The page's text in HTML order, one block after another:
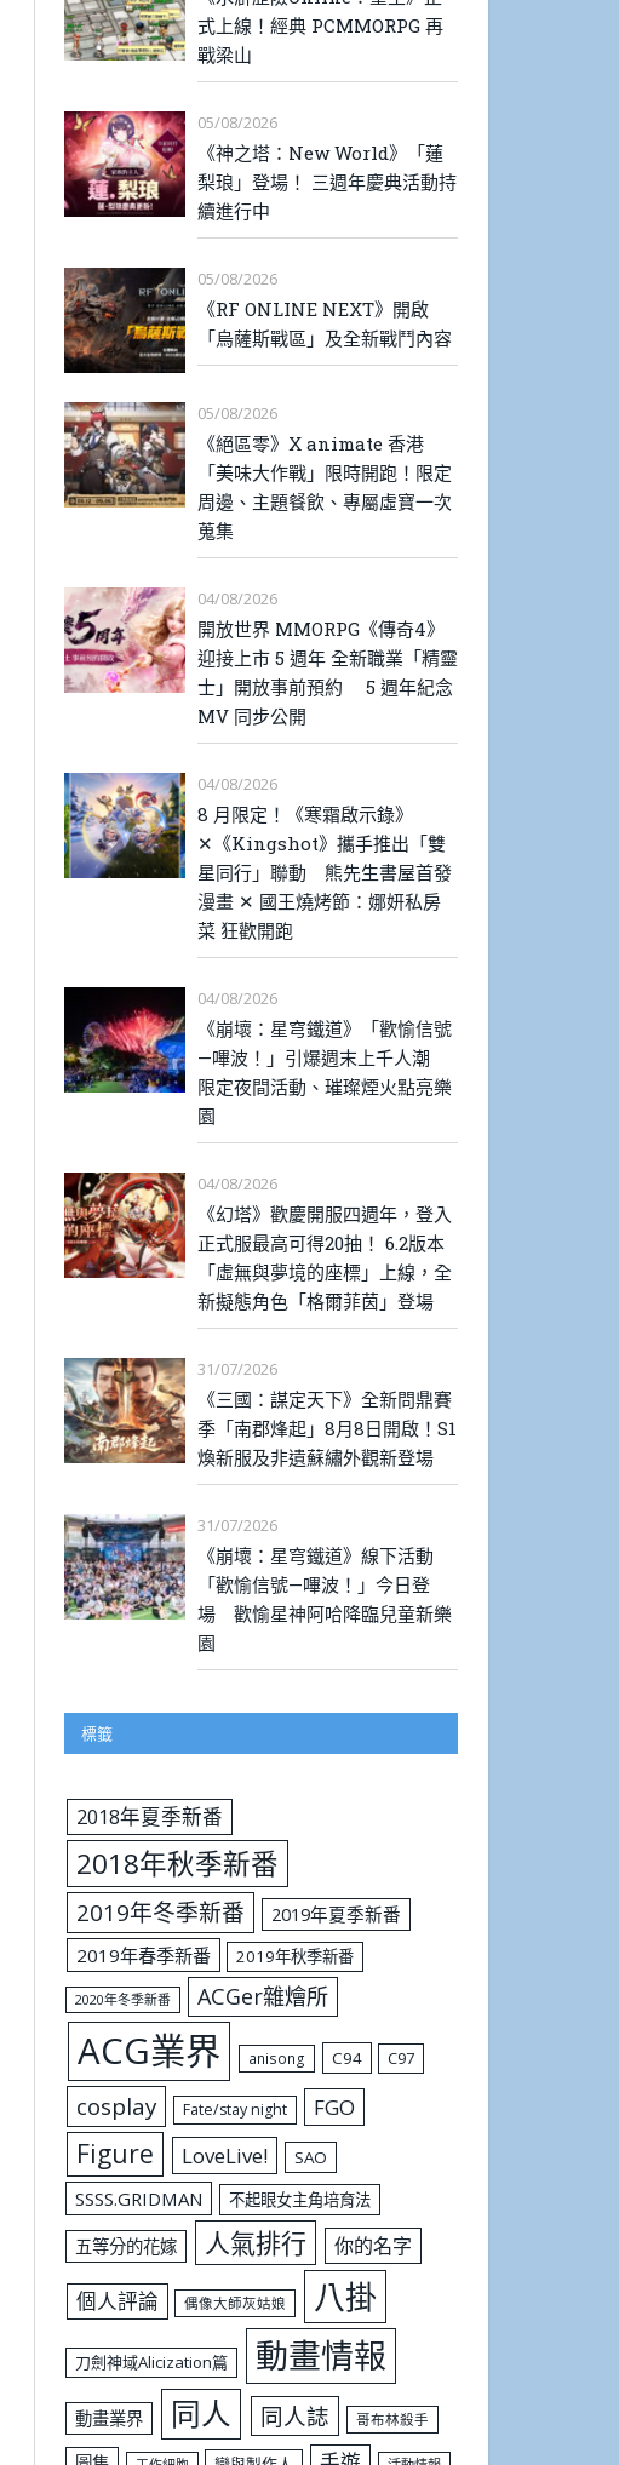
式上線！經典 PCMMORPG 再
戰梁山
05/08/2026
《神之塔：New World》「蓮
梨琅」登場！ 三週年慶典活動持
續進行中
05/08/2026
《RF ONLINE NEXT》開啟
「烏薩斯戰區」及全新戰鬥內容
05/08/2026
《絕區零》X animate 香港
「美味大作戰」限時開跑！限定
周邊、主題餐飲、專屬虛寶一次
蒐集
04/08/2026
開放世界 MMORPG《傳奇4》
迎接上市 5 週年 全新職業「精靈
士」開放事前預約 5 週年紀念
MV 同步公開
04/08/2026
8 月限定！《寒霜啟示錄》
✕《Kingshot》攜手推出「雙
星同行」聯動 熊先生書屋首發
漫畫 ✕ 國王燒烤節：娜妍私房
菜 狂歡開跑
04/08/2026
《崩壞：星穹鐵道》「歡愉信號
—嗶波！」引爆週末上千人潮
限定夜間活動、璀璨煙火點亮樂
園
04/08/2026
《幻塔》歡慶開服四週年，登入
正式服最高可得20抽！ 6.2版本
「虛無與夢境的座標」上線，全
新擬態角色「格爾菲茵」登場
31/07/2026
《三國：謀定天下》全新問鼎賽
季「南郡烽起」8月8日開啟！S1
煥新服及非遺蘇繡外觀新登場
31/07/2026
《崩壞：星穹鐵道》線下活動
「歡愉信號—嗶波！」今日登
場 歡愉星神阿哈降臨兒童新樂
園
標籤
2018年夏季新番
2018年秋季新番
2019年冬季新番
2019年夏季新番
2019年春季新番
2019年秋季新番
2020年冬季新番 ACGer雜燴所
ACG業界 anisong C94 C97
cosplay Fate/stay night FGO
Figure LoveLive! SAO
SSSS.GRIDMAN 不起眼女主角培育法
五等分的花嫁 人氣排行 你的名字
個人評論 偶像大師灰姑娘 八掛
刀劍神域Alicization篇 動畫情報
動畫業界 同人 同人誌 哥布林殺手